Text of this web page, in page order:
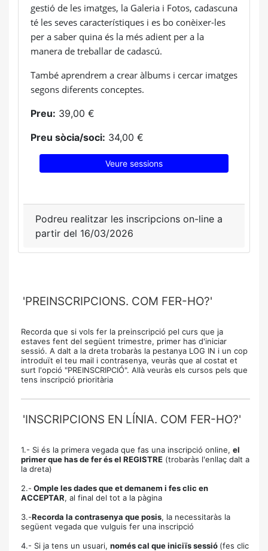
gestió de les imatges, la Galeria i Fotos, cadascuna
té les seves característiques i es bo conèixer-les
per a saber quina és la més adient per a la
manera de treballar de cadascú.
També aprendrem a crear àlbums i cercar imatges
segons diferents conceptes.
Preu: 39,00 €
Preu sòcia/soci: 34,00 €
Veure sessions
Podreu realitzar les inscripcions on-line a
partir del 16/03/2026
'PREINSCRIPCIONS. COM FER-HO?'
Recorda que si vols fer la preinscripció pel curs que ja
estaves fent del següent trimestre, primer has d'iniciar
sessió. A dalt a la dreta trobaràs la pestanya LOG IN i un cop
introduït el teu mail i contrasenya, veuràs que al costat et
surt l'opció "PREINSCRIPCIÓ". Allà veuràs els cursos pels que
tens inscripció prioritària
'INSCRIPCIONS EN LÍNIA. COM FER-HO?'
1.- Si és la primera vegada que fas una inscripció online, el
primer que has de fer és el REGISTRE (trobaràs l'enllaç dalt a
la dreta)
2.- Omple les dades que et demanem i fes clic en
ACCEPTAR, al final del tot a la pàgina
3.-Recorda la contrasenya que posis, la necessitaràs la
següent vegada que vulguis fer una inscripció
4.- Si ja tens un usuari, només cal que iniciïs sessió (fes clic